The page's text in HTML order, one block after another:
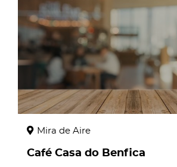
Mira de Aire
Café Casa do Benfica